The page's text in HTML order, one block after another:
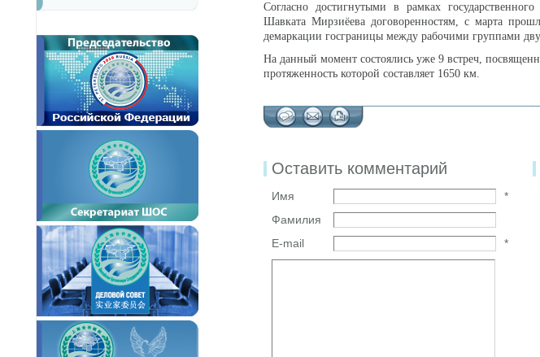
Согласно достигнутыми в рамках
Шавката Мирзиёева договоренностям, с марта
демаркации госграницы между рабочими группами
На данный момент состоялись уже 9 встреч,
протяженность которой составляет 1650 км.
Оставить комментарий
Имя
*
Фамилия
E-mail
*